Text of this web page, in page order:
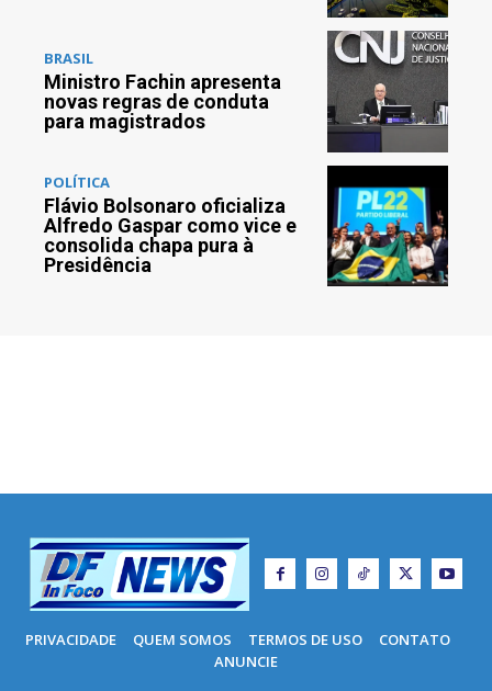
BRASIL
Ministro Fachin apresenta
novas regras de conduta
para magistrados
POLÍTICA
Flávio Bolsonaro oficializa
Alfredo Gaspar como vice e
consolida chapa pura à
Presidência
PRIVACIDADE QUEM SOMOS TERMOS DE USO
CONTATO
ANUNCIE